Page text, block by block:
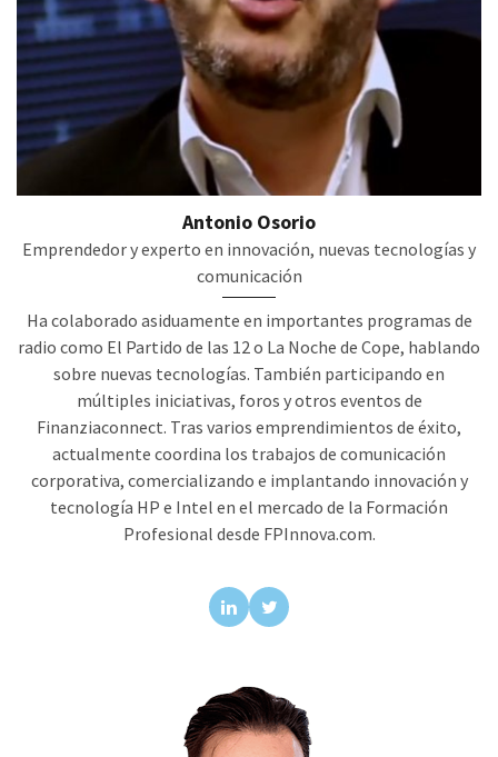
Antonio Osorio
Emprendedor y experto en innovación, nuevas tecnologías y
comunicación
Ha colaborado asiduamente en importantes programas de
radio como El Partido de las 12 o La Noche de Cope, hablando
sobre nuevas tecnologías. También participando en
múltiples iniciativas, foros y otros eventos de
Finanziaconnect. Tras varios emprendimientos de éxito,
actualmente coordina los trabajos de comunicación
corporativa, comercializando e implantando innovación y
tecnología HP e Intel en el mercado de la Formación
Profesional desde FPInnova.com.